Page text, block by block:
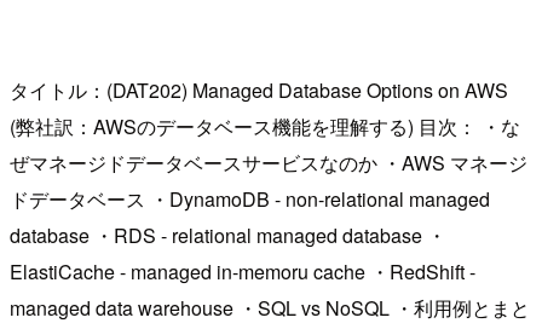
タイトル：(DAT202) Managed Database Options on AWS
(弊社訳：AWSのデータベース機能を理解する) 目次： ・な
ぜマネージドデータベースサービスなのか ・AWS マネージ
ドデータベース ・DynamoDB - non-relational managed
database ・RDS - relational managed database ・
ElastiCache - managed in-memoru cache ・RedShift -
managed data warehouse ・SQL vs NoSQL ・利用例とまと